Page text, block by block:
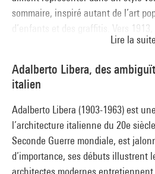
présentée à travers les outils mis
Guy Debord
Asger Jorn Constant
: peinture industrielle,
justement part l’IS, sont évoqués à
de prédilection de ces « politiques
Ubu Roi - Le tyran grotesque
(commissaires de l'exposition :
et Valérie Gross)
Salle 2
sommaire, inspiré autant de l’art
d’enfants et des graffitis. Vers 1913,
futurisme et du cubisme conduit
simultanéité des rythmes urbains
syncopé de couleurs vives.
Lire la suite
Adalberto Libera, des
italien
Adalberto Libera (1903-1963) est
l’architecture italienne du 20e
Seconde Guerre mondiale, est
d’importance, ses débuts illustrent